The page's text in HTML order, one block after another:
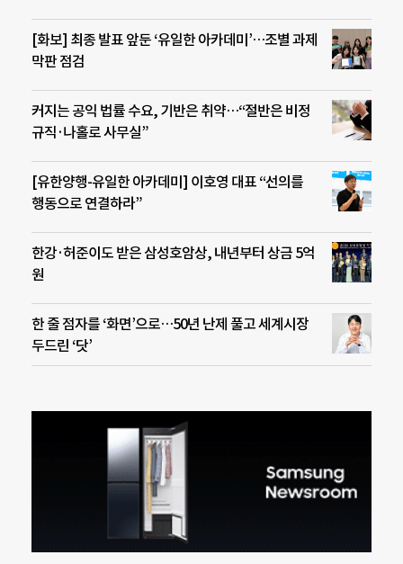
[화보] 최종 발표 앞둔 ‘유일한 아카데미’…조별 과제
막판 점검
커지는 공익 법률 수요, 기반은 취약…“절반은 비정
규직·나홀로 사무실”
[유한양행-유일한 아카데미] 이호영 대표 “선의를
행동으로 연결하라”
한강·허준이도 받은 삼성호암상, 내년부터 상금 5억
원
한 줄 점자를 ‘화면’으로…50년 난제 풀고 세계시장
두드린 ‘닷’